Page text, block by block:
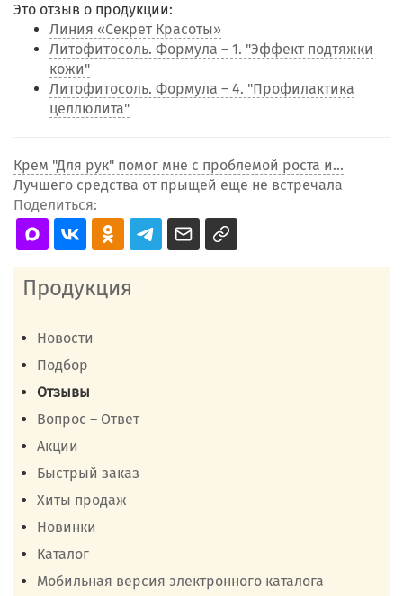
Это отзыв о продукции:
Линия «Секрет Красоты»
Литофитосоль. Формула – 1. "Эффект подтяжки
кожи"
Литофитосоль. Формула – 4. "Профилактика
целлюлита"
Крем "Для рук" помог мне с проблемой роста и...
Лучшего средства от прыщей еще не встречала
Поделиться:
Продукция
Новости
Подбор
Отзывы
Вопрос – Ответ
Акции
Быстрый заказ
Хиты продаж
Новинки
Каталог
Мобильная версия электронного каталога